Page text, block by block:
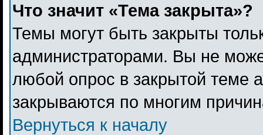
Что значит «Тема закрыта»?
Темы могут быть закрыты
администраторами. Вы не
любой опрос в закрытой теме
закрываются по многим
Вернуться к началу